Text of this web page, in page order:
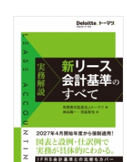
ンの行使価額
の処理とリース負債の見
小される場合，それ以外
の変更の会計処理
変更がなく，借手のリー